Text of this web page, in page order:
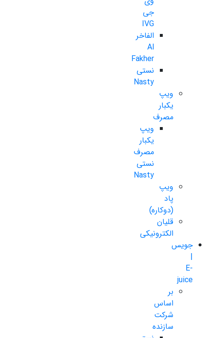
جی
IVG
الفاخر
Al
Fakher
نستی
Nasty
ویپ
یکبار
مصرف
ویپ
یکبار
مصرف
نستی
Nasty
ویپ
پاد
(دوکاره)
قلیان
الکترونیکی
جویس
|
E-
juice
بر
اساس
شرکت
سازنده